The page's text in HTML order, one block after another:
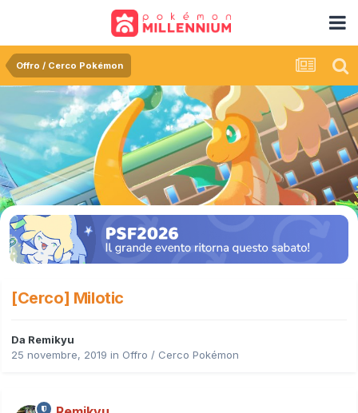
Offro / Cerco Pokémon
[Cerco] Milotic
Da Remikyu
25 novembre, 2019 in Offro / Cerco Pokémon